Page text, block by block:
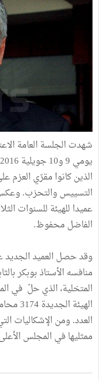
شهدت الجلسة العامة
الذين كانوا مقرّي العزم
التسييس والتحزب. وعكس
عميدا للهيئة للسنوات
الفاضل محفوظ.
منافسه الأستاذ بوبكر
العدد. ومن الإشكاليات
ممثليها في المجلس